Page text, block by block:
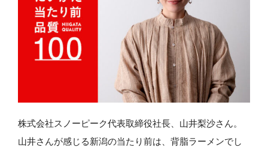
株式会社スノーピーク代表取締役社長、山井梨沙さん。
山井さんが感じる新潟の当たり前は、背脂ラーメンでし